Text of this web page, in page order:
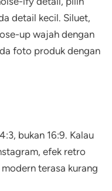
detail kecil. Siluet,
up wajah dengan
foto produk dengan
bukan 16:9. Kalau
efek retro
terasa kurang